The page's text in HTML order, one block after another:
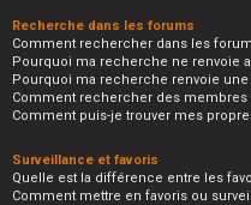
Recherche dans les forums
Comment rechercher dans les
Pourquoi ma recherche ne renvoie
Pourquoi ma recherche renvoie une
Comment rechercher des membres
Comment puis-je trouver mes
Surveillance et favoris
Quelle est la différence entre les
Comment mettre en favoris ou